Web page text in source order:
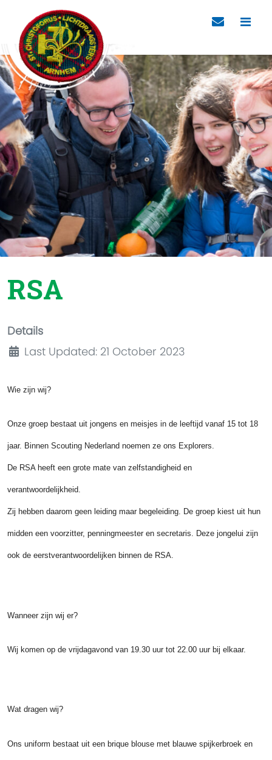
RSA
Details
Last Updated: 21 October 2023
Wie zijn wij?
Onze groep bestaat uit jongens en meisjes in de leeftijd vanaf 15 tot 18
jaar. Binnen Scouting Nederland noemen ze ons Explorers.
De RSA heeft een grote mate van zelfstandigheid en
verantwoordelijkheid.
Zij hebben daarom geen leiding maar begeleiding. De groep kiest uit hun
midden een voorzitter, penningmeester en secretaris. Deze jongelui zijn
ook de eerstverantwoordelijken binnen de RSA.
Wanneer zijn wij er?
Wij komen op de vrijdagavond van 19.30 uur tot 22.00 uur bij elkaar.
Wat dragen wij?
Ons uniform bestaat uit een brique blouse met blauwe spijkerbroek en